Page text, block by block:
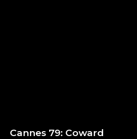
Cannes 79: Coward